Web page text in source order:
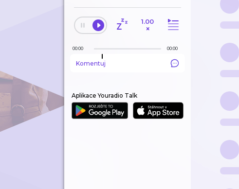
1.00
×
00:00 00:00
Komentuj
Aplikace Youradio Talk